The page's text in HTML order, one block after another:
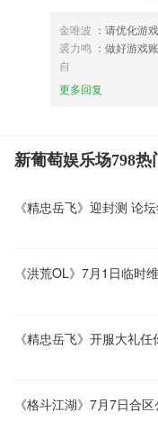
金唯波 ：请优化游
裘力鸣 ：做好游戏
自
更多回复
新葡萄娱乐场798热
《洪荒OL》7月1日临时
《精忠岳飞》开服大礼任
《格斗江湖》7月7日合